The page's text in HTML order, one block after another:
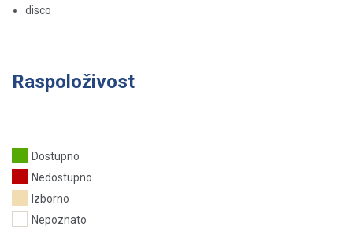
disco
Raspoloživost
Dostupno
Nedostupno
Izborno
Nepoznato